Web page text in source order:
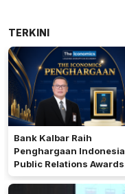
TERKINI
Bank Kalbar Raih
Penghargaan Indonesia
Public Relations Awards
2026